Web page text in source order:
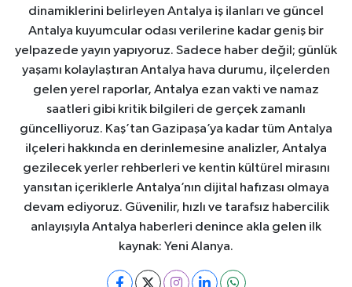
dinamiklerini belirleyen Antalya iş ilanları ve güncel
Antalya kuyumcular odası verilerine kadar geniş bir
yelpazede yayın yapıyoruz. Sadece haber değil; günlük
yaşamı kolaylaştıran Antalya hava durumu, ilçelerden
gelen yerel raporlar, Antalya ezan vakti ve namaz
saatleri gibi kritik bilgileri de gerçek zamanlı
güncelliyoruz. Kaş’tan Gazipaşa’ya kadar tüm Antalya
ilçeleri hakkında en derinlemesine analizler, Antalya
gezilecek yerler rehberleri ve kentin kültürel mirasını
yansıtan içeriklerle Antalya’nın dijital hafızası olmaya
devam ediyoruz. Güvenilir, hızlı ve tarafsız habercilik
anlayışıyla Antalya haberleri denince akla gelen ilk
kaynak: Yeni Alanya.